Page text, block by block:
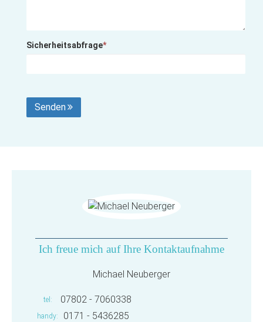
Sicherheitsabfrage*
Senden
Ich freue mich auf Ihre Kontaktaufnahme
Michael Neuberger
tel 07802 - 7060338
handy 0171 - 5436285